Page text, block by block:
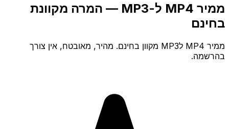
ממיר MP4 ל-MP3 — המרה מקוונת
בחינם
ממיר MP4 לMP3 מקוון בחינם. מהיר, מאובטח, אין צורך
בהרשמה.